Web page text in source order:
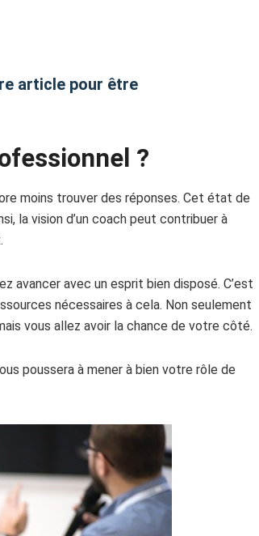
article pour être
?
moins trouver des réponses. Cet état de
la vision d’un coach peut contribuer à
avancer avec un esprit bien disposé. C’est
nécessaires à cela. Non seulement
vous allez avoir la chance de votre côté.
poussera à mener à bien votre rôle de